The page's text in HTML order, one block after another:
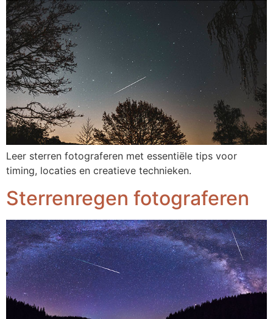
Leer sterren fotograferen met essentiële tips voor
timing, locaties en creatieve technieken.
Sterrenregen fotograferen